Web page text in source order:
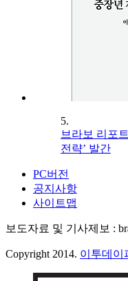
5.
브라보 리포
전략’ 발간
PC버전
공지사항
사이트맵
보도자료 및 기사제보 :
Copyright 2014. 이투데이